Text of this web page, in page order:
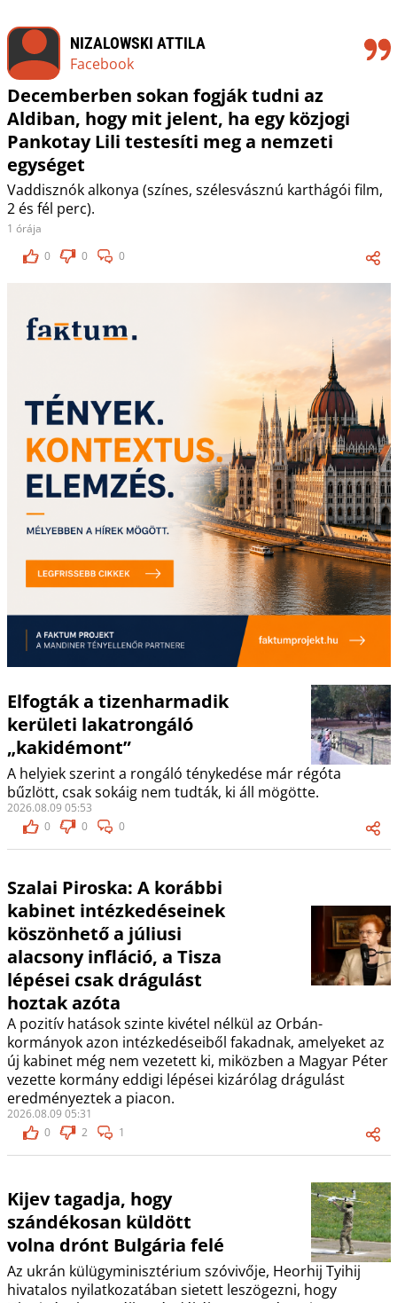
NIZALOWSKI ATTILA
Facebook
Decemberben sokan fogják tudni az
Aldiban, hogy mit jelent, ha egy közjogi
Pankotay Lili testesíti meg a nemzeti
egységet
Vaddisznók alkonya (színes, szélesvásznú karthágói film,
2 és fél perc).
1 órája
0
0 0
Elfogták a tizenharmadik
kerületi lakatrongáló
„kakidémont”
A helyiek szerint a rongáló ténykedése már régóta
bűzlött, csak sokáig nem tudták, ki áll mögötte.
2026.08.09 05:53
0
0 0
Szalai Piroska: A korábbi
kabinet intézkedéseinek
köszönhető a júliusi
alacsony infláció, a Tisza
lépései csak drágulást
hoztak azóta
A pozitív hatások szinte kivétel nélkül az Orbán-
kormányok azon intézkedéseiből fakadnak, amelyeket az
új kabinet még nem vezetett ki, miközben a Magyar Péter
vezette kormány eddigi lépései kizárólag drágulást
eredményeztek a piacon.
2026.08.09 05:31
0
2 1
Kijev tagadja, hogy
szándékosan küldött
volna drónt Bulgária felé
Az ukrán külügyminisztérium szóvivője, Heorhij Tyihij
hivatalos nyilatkozatában sietett leszögezni, hogy